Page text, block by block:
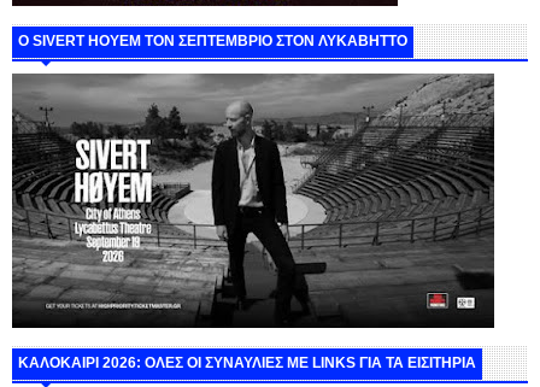
Ο SIVERT HOYEM ΤΟΝ ΣΕΠΤΕΜΒΡΙΟ ΣΤΟΝ ΛΥΚΑΒΗΤΤΟ
ΚΑΛΟΚΑΙΡΙ 2026: ΟΛΕΣ ΟΙ ΣΥΝΑΥΛΙΕΣ ΜΕ LINKS ΓΙΑ ΤΑ ΕΙΣΙΤΗΡΙΑ